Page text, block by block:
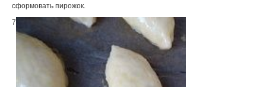
сформовать пирожок.
7